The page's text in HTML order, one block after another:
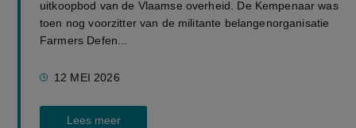
uitkoopbod van de Vlaamse overheid. De Kempenaar was
toen nog voorzitter van de militante belangenorganisatie
Farmers Defen...
12 MEI 2026
Lees meer